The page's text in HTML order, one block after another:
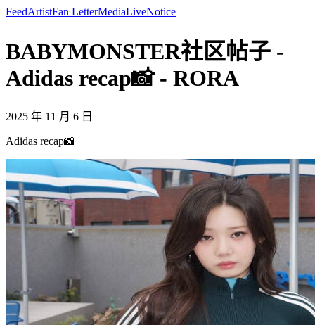
FeedArtistFan LetterMediaLiveNotice
BABYMONSTER社区帖子 -
Adidas recap📸 - RORA
2025 年 11 月 6 日
Adidas recap📸